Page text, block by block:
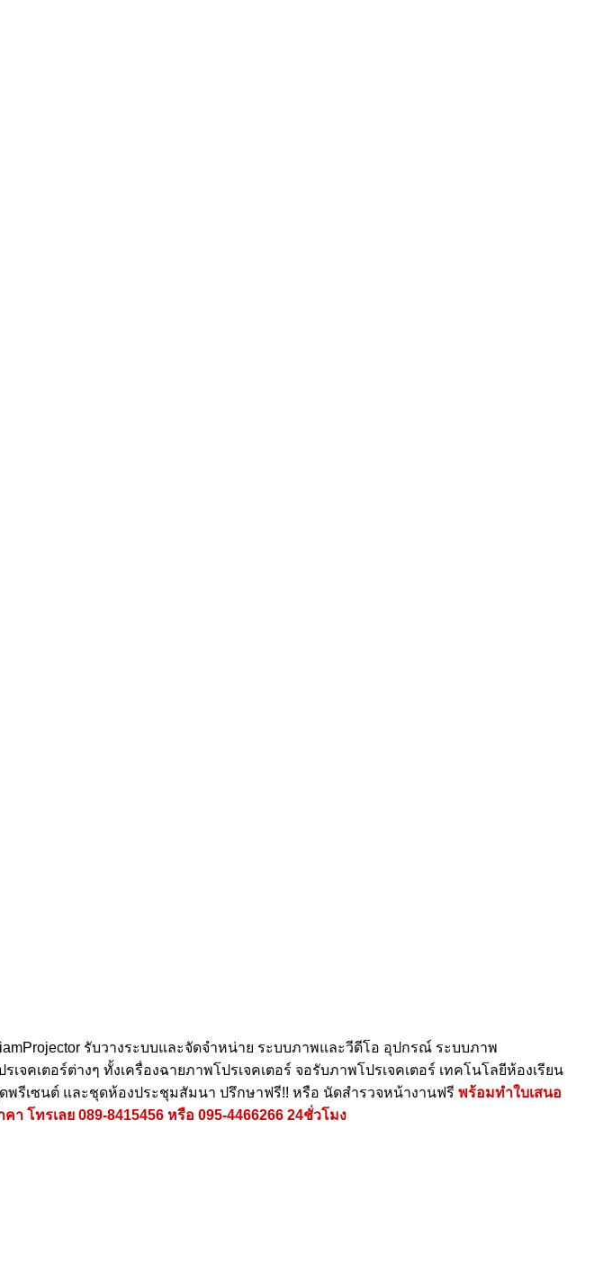
รับวางระบบและจัดจำหน่าย ระบบภาพและวีดีโอ อุปกรณ์ ระบบภาพ
รเจคเตอร์ต่างๆ ทั้งเครื่องฉายภาพโปรเจคเตอร์ จอรับภาพโปรเจคเตอร์ เทคโนโลยีห้องเรียน
พรีเซนต์ และชุดห้องประชุมสัมนา ปรึกษาฟรี!! หรือ นัดสำรวจหน้างานฟรี พร้อมทำใบเสนอ
คา โทรเลย 089-8415456 หรือ 095-4466266 24ชั่วโมง